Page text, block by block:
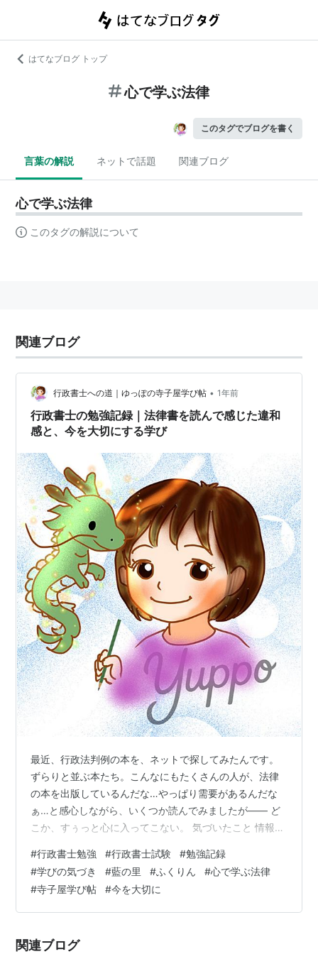
はてなブログ トップ
心で学ぶ法律
このタグでブログを書く
言葉の解説 ネットで話題 関連ブログ
心で学ぶ法律
このタグの解説について
関連ブログ
行政書士への道｜ゆっぽの寺子屋学び帖 • 1年前
行政書士の勉強記録｜法律書を読んで感じた違和
感と、今を大切にする学び
最近、行政法判例の本を、ネットで探してみたんです。
ずらりと並ぶ本たち。こんなにもたくさんの人が、法律
の本を出版しているんだな…やっぱり需要があるんだな
ぁ…と感心しながら、いくつか読んでみましたが―― ど
こか、すぅっと心に入ってこない。 気づいたこと 情報は
は思いました。 「あれ？ これは……誰に向けて書いてい
るんだろう？」 難しい言葉の羅列、感情のない説明、よ
くある言い回しの繰り返し。 読めば読むほど、「あぁ、
これは頭にも心に残らないなぁ」と思ってしまって💦。
🐉やまととの会話 ゆっぽ：「…
#行政書士勉強 #行政書士試験 #勉強記録
#学びの気づき #藍の里 #ふくりん #心で学ぶ法律
#寺子屋学び帖 #今を大切に
関連ブログ